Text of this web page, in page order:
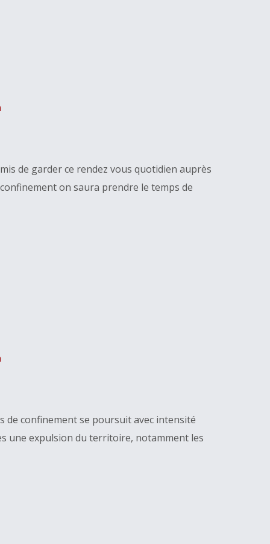
de garder ce rendez vous quotidien auprès
on saura prendre le temps de
de confinement se poursuit avec intensité
une expulsion du territoire, notamment les